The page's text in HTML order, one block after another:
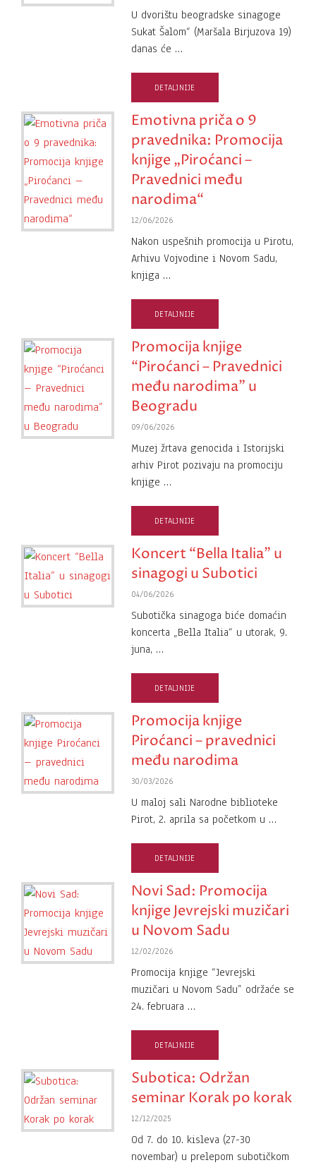
U dvorištu beogradske sinagoge
Sukat Šalom“ (Maršala Birjuzova 19)
danas će …
DETALJNIJE
Emotivna priča o 9
pravednika: Promocija
knjige „Piroćanci –
Pravednici među
narodima“
12/06/2026
Nakon uspešnih promocija u Pirotu,
Arhivu Vojvodine i Novom Sadu,
knjiga …
DETALJNIJE
Promocija knjige
“Piroćanci – Pravednici
među narodima” u
Beogradu
09/06/2026
Muzej žrtava genocida i Istorijski
arhiv Pirot pozivaju na promociju
knjige …
DETALJNIJE
Koncert “Bella Italia” u
sinagogi u Subotici
04/06/2026
Subotička sinagoga biće domaćin
koncerta „Bella Italia“ u utorak, 9.
juna, …
DETALJNIJE
Promocija knjige
Piroćanci – pravednici
među narodima
30/03/2026
U maloj sali Narodne biblioteke
Pirot, 2. aprila sa početkom u …
DETALJNIJE
Novi Sad: Promocija
knjige Jevrejski muzičari
u Novom Sadu
12/02/2026
Promocija knjige “Jevrejski
muzičari u Novom Sadu” održaće se
24. februara …
DETALJNIJE
Subotica: Održan
seminar Korak po korak
12/12/2025
Od 7. do 10. kisleva (27-30
novembar) u prelepom subotičkom